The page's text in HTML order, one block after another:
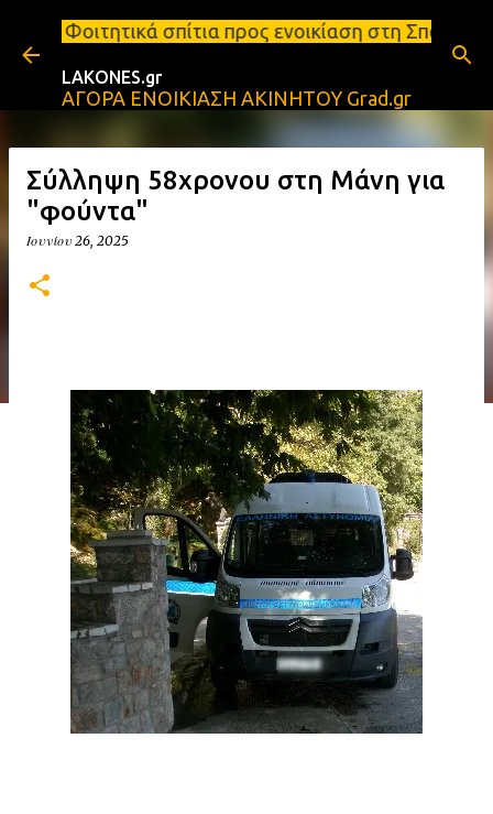
Μετάβαση στο κύριο περιεχόμενο
προς ενοικίαση στη Σπάρτη Ενοικιάσεις
LAKONES.gr
ΑΓΟΡΑ ΕΝΟΙΚΙΑΣΗ ΑΚΙΝΗΤΟΥ Grad.gr
Σύλληψη 58χρονου στη Μάνη για
"φούντα"
Ιουνίου 26, 2025